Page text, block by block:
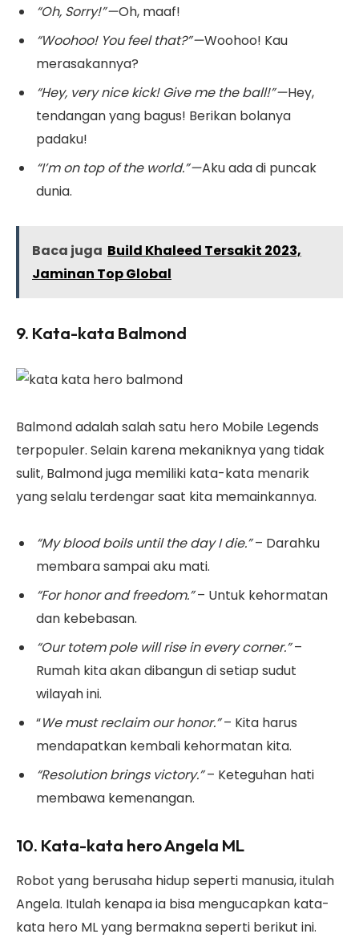
“Oh, Sorry!” —Oh, maaf!
“Woohoo! You feel that?” —Woohoo! Kau
merasakannya?
“Hey, very nice kick! Give me the ball!” —Hey,
tendangan yang bagus! Berikan bolanya
padaku!
“I’m on top of the world.” —Aku ada di puncak
dunia.
Baca juga Build Khaleed Tersakit 2023,
Jaminan Top Global
9. Kata-kata Balmond
Balmond adalah salah satu hero Mobile Legends
terpopuler. Selain karena mekaniknya yang tidak
sulit, Balmond juga memiliki kata-kata menarik
yang selalu terdengar saat kita memainkannya.
“My blood boils until the day I die.”– Darahku
membara sampai aku mati.
“For honor and freedom.”– Untuk kehormatan
dan kebebasan.
“Our totem pole will rise in every corner.”–
Rumah kita akan dibangun di setiap sudut
wilayah ini.
“We must reclaim our honor.”– Kita harus
mendapatkan kembali kehormatan kita.
“Resolution brings victory.”– Keteguhan hati
membawa kemenangan.
10. Kata-kata hero Angela ML
Robot yang berusaha hidup seperti manusia, itulah
Angela. Itulah kenapa ia bisa mengucapkan kata-
kata hero ML yang bermakna seperti berikut ini.